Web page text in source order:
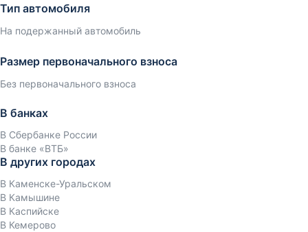
Тип автомобиля
На подержанный автомобиль
Размер первоначального взноса
Без первоначального взноса
В банках
В Сбербанке России
В банке «ВТБ»
В других городах
В Каменске-Уральском
В Камышине
В Каспийске
В Кемерово